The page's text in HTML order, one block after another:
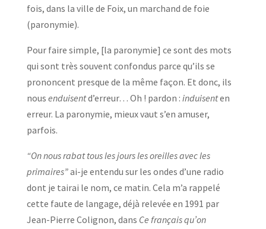
fois, dans la ville de Foix, un marchand de foie
(paronymie).
Pour faire simple, [la paronymie] ce sont des mots
qui sont très souvent confondus parce qu’ils se
prononcent presque de la même façon. Et donc, ils
nous enduisentd’erreur… Oh ! pardon : induisenten
erreur. La paronymie, mieux vaut s’en amuser,
parfois.
“On nous rabat tous les jours les oreilles avec les
primaires”ai-je entendu sur les ondes d’une radio
dont je tairai le nom, ce matin. Cela m’a rappelé
cette faute de langage, déjà relevée en 1991 par
Jean-Pierre Colignon, dans Ce français qu’on